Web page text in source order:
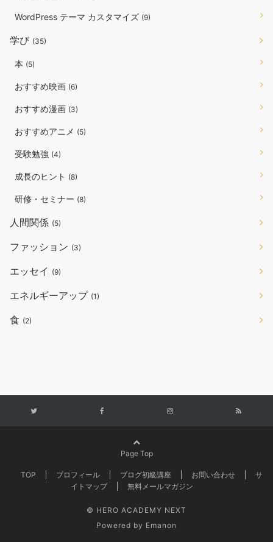
WordPress テーマ カスタマイズ (9)
学び (35)
本 (5)
おすすめ映画 (6)
おすすめ漫画 (3)
おすすめアニメ (5)
受験勉強 (4)
成長のヒント (8)
研修・セミナー (8)
人間関係 (5)
ファッション (3)
エッセイ (9)
エネルギーアップ (1)
食 (2)
Page Top
TOP プロフィール ブログ初級講座 お問い合わせ
サ
イトマップ
無料メールマガジン
© HERO ACADEMY NEXT
Powered by Emanon